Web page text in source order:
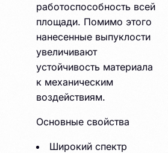
работоспособность всей
площади. Помимо этого
нанесенные выпуклости
увеличивают
устойчивость материала
к механическим
воздействиям.
Основные свойства
Широкий спектр